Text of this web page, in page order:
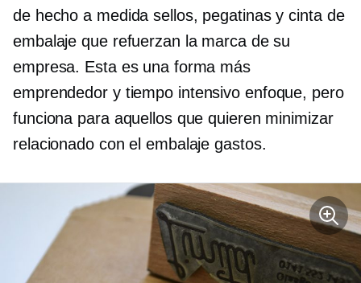
de hecho a medida sellos, pegatinas y cinta de
embalaje que refuerzan la marca de su
empresa. Esta es una forma más
emprendedory tiempo intensivo enfoque, pero
funciona para aquellos que quieren minimizar
relacionado con el embalaje gastos.